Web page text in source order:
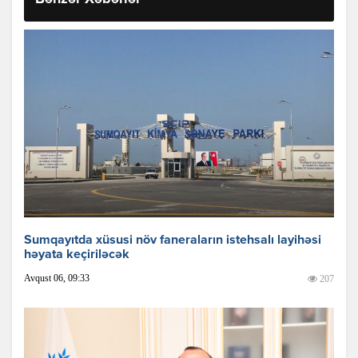
Sumqayıtda xüsusi növ faneraların istehsalı layihəsi
həyata keçiriləcək
Avqust 06, 09:33 207